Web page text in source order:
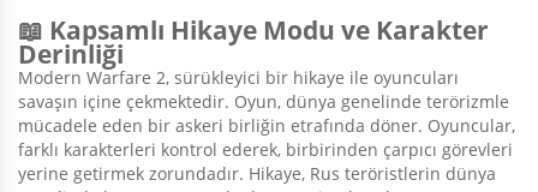
📖 Kapsamlı Hikaye Modu ve Karakter
Derinliği
Modern Warfare 2, sürükleyici bir hikaye ile oyuncuları
savaşın içine çekmektedir. Oyun, dünya genelinde terörizmle
mücadele eden bir askeri birliğin etrafında döner. Oyuncular,
farklı karakterleri kontrol ederek, birbirinden çarpıcı görevleri
yerine getirmek zorundadır. Hikaye, Rus teröristlerin dünya